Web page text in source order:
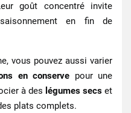
goût concentré invite
en fin de
vous pouvez aussi varier
en conserve pour une
à des légumes secs et
plats complets.